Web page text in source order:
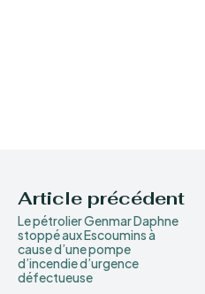
Article précédent
Le pétrolier Genmar Daphne
stoppé aux Escoumins à
cause d’une pompe
d’incendie d’urgence
défectueuse